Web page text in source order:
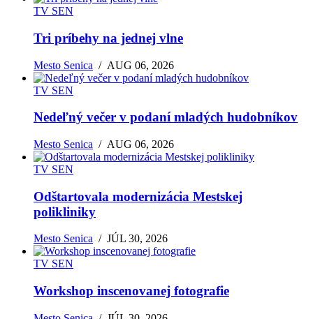
TV SEN
Tri príbehy na jednej vlne
Mesto Senica /AUG 06, 2026
TV SEN
Nedeľný večer v podaní mladých hudobníkov
Mesto Senica /AUG 06, 2026
TV SEN
Odštartovala modernizácia Mestskej
polikliniky
Mesto Senica /JÚL 30, 2026
TV SEN
Workshop inscenovanej fotografie